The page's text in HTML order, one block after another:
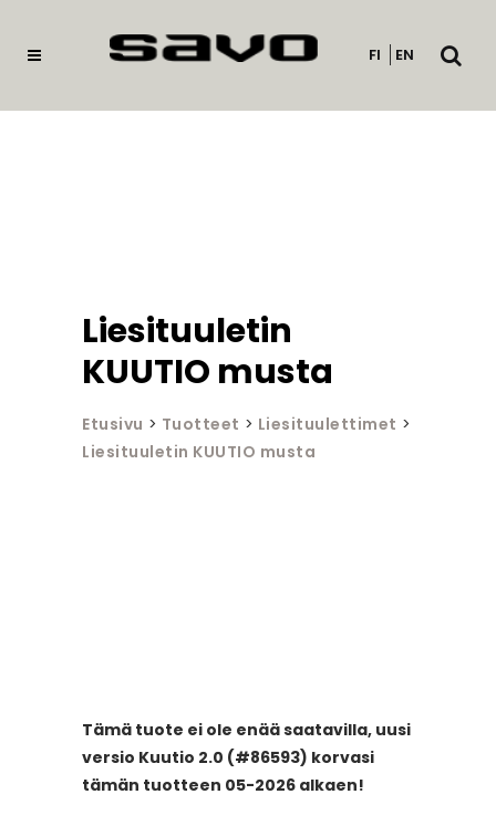
FI EN
Avaa
Liesituuletin
KUUTIO musta
Etusivu > Tuotteet > Liesituulettimet >
Liesituuletin KUUTIO musta
Tämä tuote ei ole enää saatavilla, uusi
versio Kuutio 2.0 (#86593) korvasi
tämän tuotteen 05-2026 alkaen!